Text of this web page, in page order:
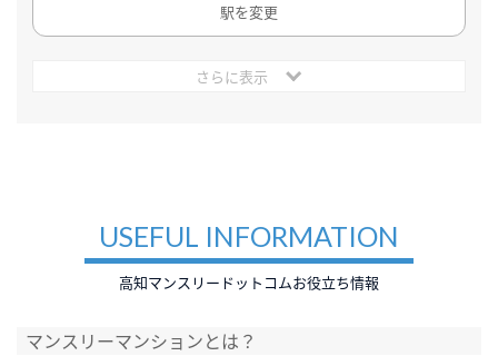
駅を変更
さらに表示
USEFUL INFORMATION
高知マンスリードットコムお役立ち情報
マンスリーマンションとは？